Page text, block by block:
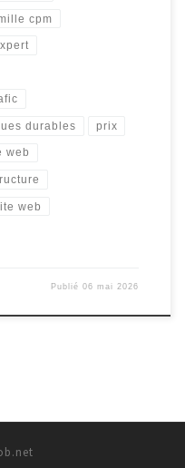
cpm
durables prix
web
web
Publié06 mai 2026